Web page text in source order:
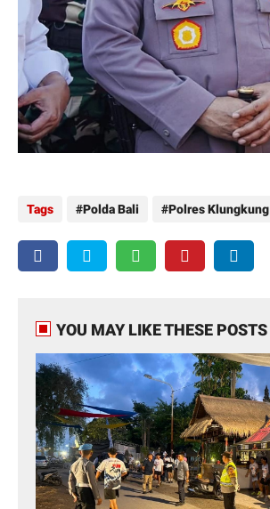
Tags Polda Bali Polres Klungkung
YOU MAY LIKE THESE POSTS